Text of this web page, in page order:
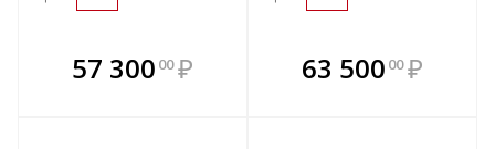
57 300 00 ₽
В комплекте
всегда выгоднее!
В комплекте
всегда выгоднее!
63 500 00 ₽